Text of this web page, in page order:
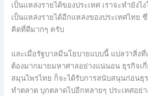
เป็นแหล่งรายได้ของประเทศ เราจะทำยังไ
เป็นแหล่งรายได้อีกแหล่งของประเทศไทย
คิดที่ดีมากๆ ครับ
และเมื่อรัฐบาลมีนโยบายแบบนี้ แปลว่าสิ่ง
ต้องมากมายมหาศาลอย่างแน่นอน ธุรกิจเ
สมุนไพรไทย ก็จะได้รับการสนับสนุนก่อนธุ
ทำตลาด บุกตลาดไปอีกหลายๆ ประเทศอย่